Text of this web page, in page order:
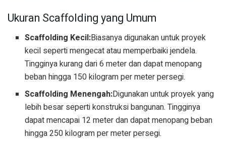
Ukuran Scaffolding yang Umum
Scaffolding Kecil:Biasanya digunakan untuk proyek
kecil seperti mengecat atau memperbaiki jendela.
Tingginya kurang dari 6 meter dan dapat menopang
beban hingga 150 kilogram per meter persegi.
Scaffolding Menengah:Digunakan untuk proyek yang
lebih besar seperti konstruksi bangunan. Tingginya
dapat mencapai 12 meter dan dapat menopang beban
hingga 250 kilogram per meter persegi.